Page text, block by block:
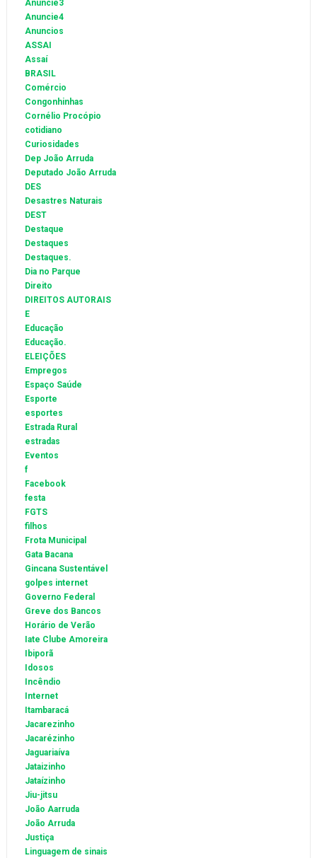
Anuncie3
Anuncie4
Anuncios
ASSAI
Assaí
BRASIL
Comércio
Congonhinhas
Cornélio Procópio
cotidiano
Curiosidades
Dep João Arruda
Deputado João Arruda
DES
Desastres Naturais
DEST
Destaque
Destaques
Destaques.
Dia no Parque
Direito
DIREITOS AUTORAIS
E
Educação
Educação.
ELEIÇÕES
Empregos
Espaço Saúde
Esporte
esportes
Estrada Rural
estradas
Eventos
f
Facebook
festa
FGTS
filhos
Frota Municipal
Gata Bacana
Gincana Sustentável
golpes internet
Governo Federal
Greve dos Bancos
Horário de Verão
Iate Clube Amoreira
Ibiporã
Idosos
Incêndio
Internet
Itambaracá
Jacarezinho
Jacarézinho
Jaguariaíva
Jataizinho
Jataízinho
Jiu-jitsu
João Aarruda
João Arruda
Justiça
Linguagem de sinais